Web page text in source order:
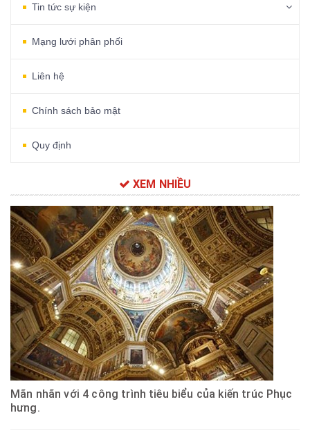
Tin tức sự kiện
Mạng lưới phân phối
Liên hệ
Chính sách bảo mật
Quy định
XEM NHIỀU
Mãn nhãn với 4 công trình tiêu biểu của kiến trúc Phục
hưng.